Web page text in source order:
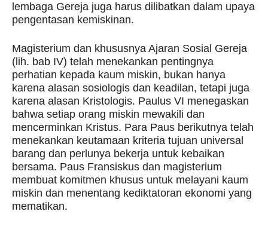
lembaga Gereja juga harus dilibatkan dalam upaya
pengentasan kemiskinan.
Magisterium dan khususnya Ajaran Sosial Gereja
(lih. bab IV) telah menekankan pentingnya
perhatian kepada kaum miskin, bukan hanya
karena alasan sosiologis dan keadilan, tetapi juga
karena alasan Kristologis. Paulus VI menegaskan
bahwa setiap orang miskin mewakili dan
mencerminkan Kristus. Para Paus berikutnya telah
menekankan keutamaan kriteria tujuan universal
barang dan perlunya bekerja untuk kebaikan
bersama. Paus Fransiskus dan magisterium
membuat komitmen khusus untuk melayani kaum
miskin dan menentang kediktatoran ekonomi yang
mematikan.